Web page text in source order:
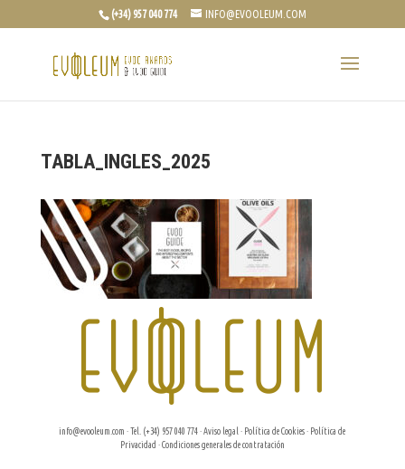
(+34) 957 040 774 INFO@EVOOLEUM.COM
TABLA_INGLES_2025
info@evooleum.com · Tel. (+34) 957 040 774 ·Aviso legal · Política de Cookies· Política de
Privacidad ·Condiciones generales de contratación